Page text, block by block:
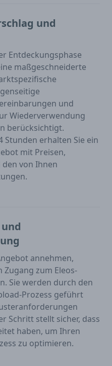
und
Entdeckungsphase
maßgeschneiderte
und
Wiederverwendung
berücksichtigt.
Stunden erhalten Sie ein
mit Preisen,
von Ihnen
annehmen,
zum Eleos-
Sie werden durch den
Prozess geführt
Schritt stellt sicher, dass
haben, um Ihren
zu optimieren.